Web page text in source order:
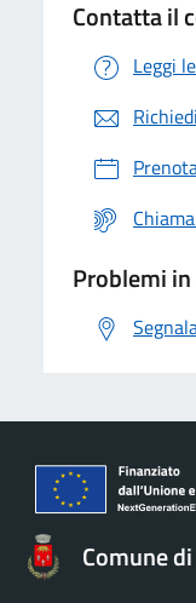
Contatta il
Leggi
Problemi
Comune